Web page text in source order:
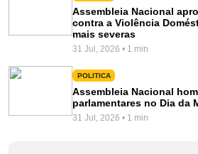
Assembleia Nacional
contra a Violência
mais severas
31 Jul, 2026 • 1 min
POLITICA
Assembleia Nacional
parlamentares no Dia da
31 Jul, 2026 • 1 min